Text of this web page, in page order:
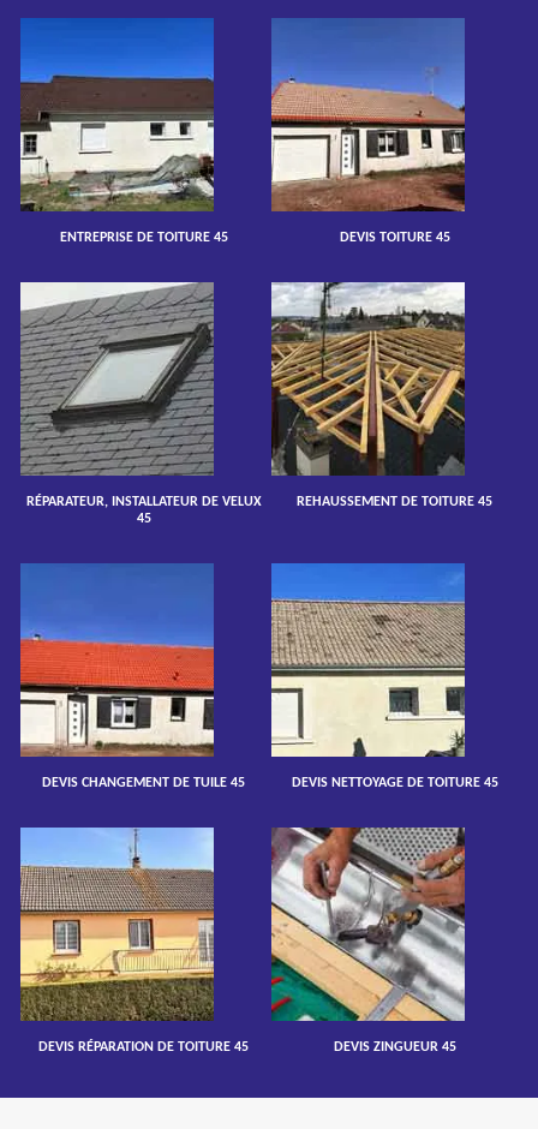
ENTREPRISE DE TOITURE 45 DEVIS TOITURE 45
RÉPARATEUR, INSTALLATEUR DE VELUX
45
REHAUSSEMENT DE TOITURE 45
DEVIS CHANGEMENT DE TUILE 45 DEVIS NETTOYAGE DE TOITURE 45
DEVIS RÉPARATION DE TOITURE 45 DEVIS ZINGUEUR 45